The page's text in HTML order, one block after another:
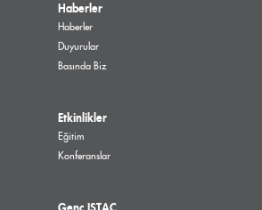
Haberler
Haberler
Duyurular
Basında Biz
Etkinlikler
Eğitim
Konferanslar